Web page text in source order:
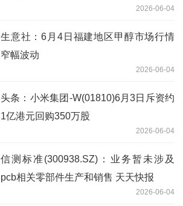
2026-06-04
生意社：6月4日福建地区甲醇市场行情
窄幅波动
2026-06-04
头条：小米集团-W(01810)6月3日斥资约
1亿港元回购350万股
2026-06-04
信测标准(300938.SZ)：业务暂未涉及
pcb相关零部件生产和销售 天天快报
2026-06-04